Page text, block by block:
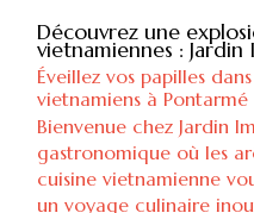
Découvrez une
vietnamiennes :
Éveillez vos papilles
vietnamiens à Pontarmé
Bienvenue chez Jardin
gastronomique où les
cuisine vietnamienne
un voyage culinaire